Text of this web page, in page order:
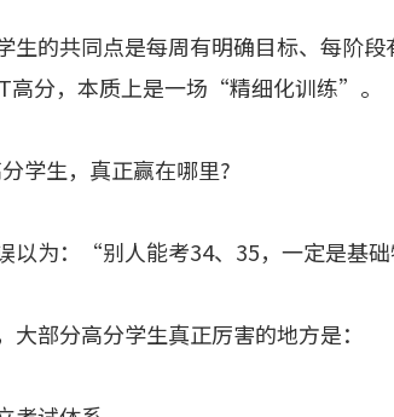
生的共同点是每周有明确目标、每阶
高分，本质上是一场“精细化训练”。
学生，真正赢在哪里?
以为：“别人能考34、35，一定是基础
大部分高分学生真正厉害的地方是：